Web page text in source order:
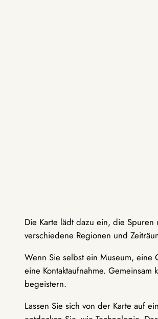
Die Karte lädt dazu ein, die
verschiedene Regionen und
Wenn Sie selbst ein Museum,
eine Kontaktaufnahme.
begeistern.
Lassen Sie sich von der Karte auf